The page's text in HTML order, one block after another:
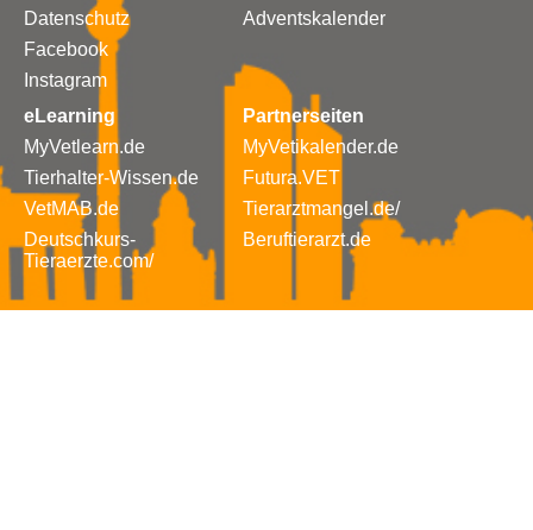
Datenschutz
Facebook
Instagram
Adventskalender
eLearning
MyVetlearn.de
Tierhalter-Wissen.de
VetMAB.de
Deutschkurs-
Tieraerzte.com/
Partnerseiten
MyVetikalender.de
Futura.VET
Tierarztmangel.de/
Beruftierarzt.de